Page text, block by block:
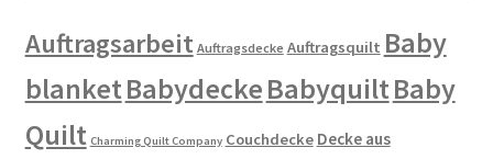
Auftragsarbeit Auftragsdecke Auftragsquilt Baby
blanketBabydeckeBabyquiltBaby
Quilt Charming Quilt Company Couchdecke Decke aus